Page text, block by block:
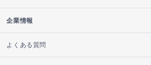
企業情報
よくある質問